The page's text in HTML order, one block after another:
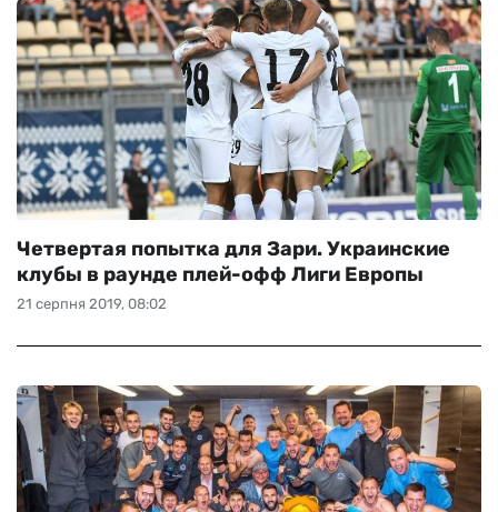
21 серпня 2019, 08:02
Четвертая попытка для Зари. Украинские
клубы в раунде плей-офф Лиги Европы